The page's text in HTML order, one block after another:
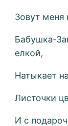
Зовут
Бабушка-
елкой,
Натыкает
Листочки
И с